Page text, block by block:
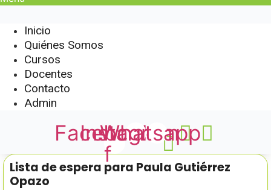
Inicio
Quiénes Somos
Cursos
Docentes
Contacto
Admin
Facebook-
f
Instagram
Whatsapp
Lista de espera para Paula Gutiérrez
Opazo